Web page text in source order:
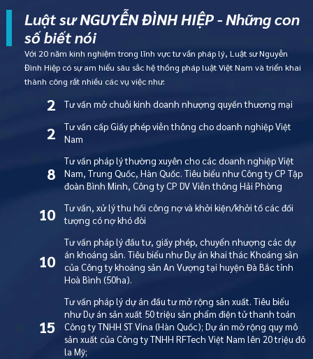
Luật sư NGUYỄN ĐÌNH HIỆP - Những con
số biết nói
Với 20 năm kinh nghiệm trong lĩnh vực tư vấn pháp lý, Luật sư Nguyễn
Đình Hiệp có sự am hiểu sâu sắc hệ thống pháp luật Việt Nam và triển khai
thành công rất nhiều các vụ việc như:
2 Tư vấn mở chuỗi kinh doanh nhượng quyền thương mại
2
Tư vấn cấp Giấy phép viễn thông cho doanh nghiệp Việt
Nam
8
Tư vấn pháp lý thường xuyên cho các doanh nghiệp Việt
Nam, Trung Quốc, Hàn Quốc. Tiêu biểu như Công ty CP Tập
đoàn Bình Minh, Công ty CP DV Viễn thông Hải Phòng
10
Tư vấn, xử lý thu hồi công nợ và khởi kiện/khởi tố các đối
tượng có nợ khó đòi
10
Tư vấn pháp lý đầu tư, giấy phép, chuyển nhượng các dự
án khoáng sản. Tiêu biểu như Dự án khai thác Khoáng sản
của Công ty khoáng sản An Vượng tại huyện Đà Bắc tỉnh
Hoà Bình (50ha).
15
Tư vấn pháp lý dự án đầu tư mở rộng sản xuất. Tiêu biểu
như Dự án sản xuất 50 triệu sản phẩm điện tử thanh toán
Công ty TNHH ST Vina (Hàn Quốc); Dự án mở rộng quy mô
sản xuất của Công ty TNHH RFTech Việt Nam lên 20 triệu đô
la Mỹ;